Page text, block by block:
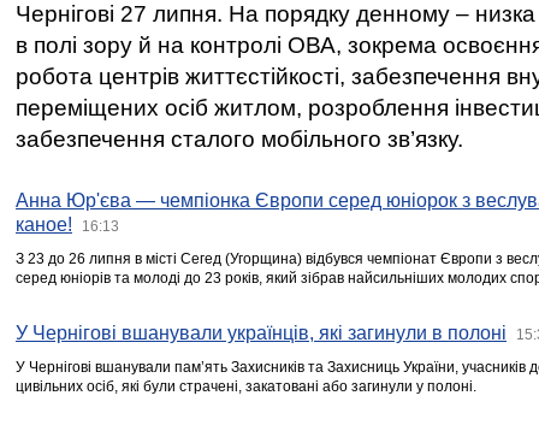
Чернігові 27 липня. На порядку денному –
в полі зору й на контролі ОВА, зокрема освоєння
робота центрів життєстійкості, забезпечення
переміщених осіб житлом, розроблення
забезпечення сталого мобільного зв’язку.
Анна Юр'єва — чемпіонка Європи серед юніорок з
каное!
16:13
З 23 до 26 липня в місті Сегед (Угорщина) відбувся чемпіонат Європи з
серед юніорів та молоді до 23 років, який зібрав найсильніших молодих
У Чернігові вшанували українців, які загинули в полоні
У Чернігові вшанували пам’ять Захисників та Захисниць України,
цивільних осіб, які були страчені, закатовані або загинули у полоні.